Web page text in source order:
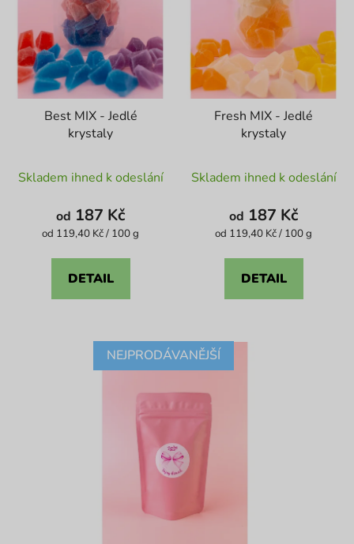
Best MIX - Jedlé
krystaly
hodnocení
produktu
je
z
Skladem ihned k odeslání
od 187 Kč
Měrná
od 119,40 Kč / 100 g
DETAIL
Fresh MIX - Jedlé
krystaly
hodnocení
produktu
je
z
Skladem ihned k odeslání
od 187 Kč
Měrná
od 119,40 Kč / 100 g
DETAIL
NEJPRODÁVANĚJŠÍ